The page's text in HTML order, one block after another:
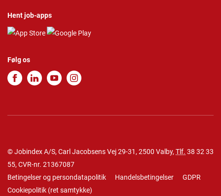
Hent job-apps
Følg os
© Jobindex A/S, Carl Jacobsens Vej 29-31, 2500 Valby, Tlf. 38 32 33
55, CVR-nr. 21367087
Betingelser og persondatapolitik
Handelsbetingelser
GDPR
Cookiepolitik (ret samtykke)